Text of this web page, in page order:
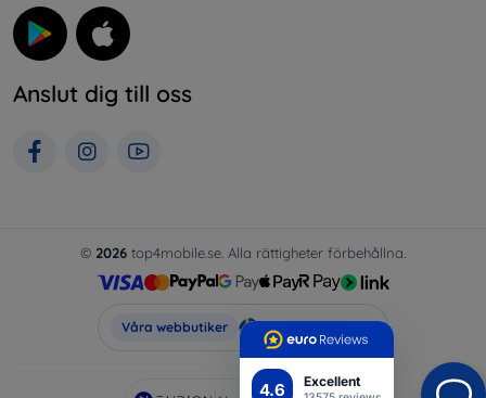
4.6 Excellent
Anslut dig till oss
© 2026 top4mobile.se. Alla rättigheter förbehållna.
Våra webbutiker Top4Mobile.se